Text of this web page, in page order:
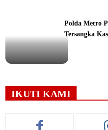
Polda Metro
Tersangka
IKUTI KAMI